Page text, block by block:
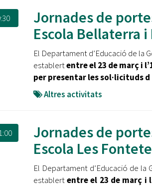
Jornades de
Escola Bellaterra i
El Departament d’Educació de la
establertentre el 23 de març i
per presentar les sol·licituds d
Altres activitats
Jornades de
Escola Les
El Departament d’Educació de la
establertentre el 23 de març i